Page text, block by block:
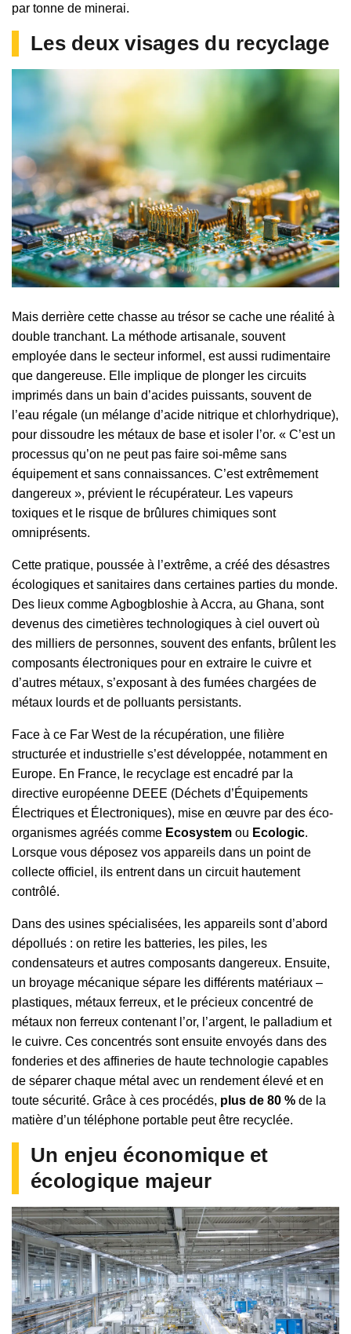
par tonne de minerai.
Les deux visages du recyclage
Mais derrière cette chasse au trésor se cache une réalité à
double tranchant. La méthode artisanale, souvent
employée dans le secteur informel, est aussi rudimentaire
que dangereuse. Elle implique de plonger les circuits
imprimés dans un bain d’acides puissants, souvent de
l’eau régale (un mélange d’acide nitrique et chlorhydrique),
pour dissoudre les métaux de base et isoler l’or. « C’est un
processus qu’on ne peut pas faire soi-même sans
équipement et sans connaissances. C’est extrêmement
dangereux », prévient le récupérateur. Les vapeurs
toxiques et le risque de brûlures chimiques sont
omniprésents.
Cette pratique, poussée à l’extrême, a créé des désastres
écologiques et sanitaires dans certaines parties du monde.
Des lieux comme Agbogbloshie à Accra, au Ghana, sont
devenus des cimetières technologiques à ciel ouvert où
des milliers de personnes, souvent des enfants, brûlent les
composants électroniques pour en extraire le cuivre et
d’autres métaux, s’exposant à des fumées chargées de
métaux lourds et de polluants persistants.
Face à ce Far West de la récupération, une filière
structurée et industrielle s’est développée, notamment en
Europe. En France, le recyclage est encadré par la
directive européenne DEEE (Déchets d’Équipements
Électriques et Électroniques), mise en œuvre par des éco-
organismes agréés comme Ecosystem ou Ecologic.
Lorsque vous déposez vos appareils dans un point de
collecte officiel, ils entrent dans un circuit hautement
contrôlé.
Dans des usines spécialisées, les appareils sont d’abord
dépollués : on retire les batteries, les piles, les
condensateurs et autres composants dangereux. Ensuite,
un broyage mécanique sépare les différents matériaux –
plastiques, métaux ferreux, et le précieux concentré de
métaux non ferreux contenant l’or, l’argent, le palladium et
le cuivre. Ces concentrés sont ensuite envoyés dans des
fonderies et des affineries de haute technologie capables
de séparer chaque métal avec un rendement élevé et en
toute sécurité. Grâce à ces procédés, plus de 80 % de la
matière d’un téléphone portable peut être recyclée.
Un enjeu économique et
écologique majeur